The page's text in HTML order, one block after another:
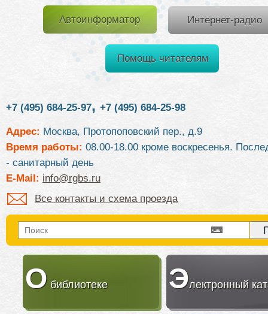
Автоинформатор Интернет-радио
Помощь читателям
+7 (495) 684-25-97, +7 (495) 684-25-98
Адрес: Москва, Протопоповский пер., д.9
Время работы: 08.00-18.00 кроме воскресенья.
- санитарный день
E-Mail: info@rgbs.ru
Все контакты и схема проезда
О библиотеке Электронный